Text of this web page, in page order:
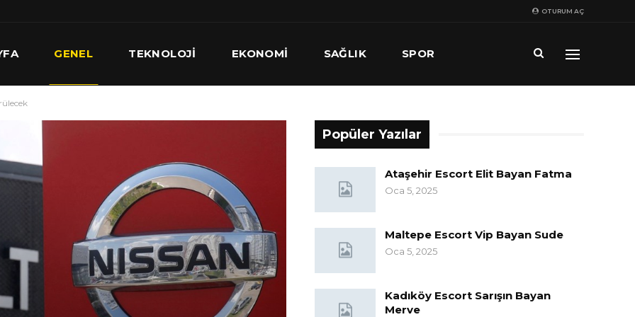
OTURUM AÇ
GENEL TEKNOLOJI EKONOMI SAĞLIK SPOR
Popüler Yazılar
Ataşehir Escort Elit Bayan Fatma
Oca 5, 2025
Maltepe Escort Vip Bayan Sude
Oca 5, 2025
Kadıköy Escort Sarışın Bayan
Merve